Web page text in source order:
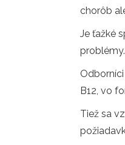
chorôb
Je ťažké
B12, vo
Tiež sa